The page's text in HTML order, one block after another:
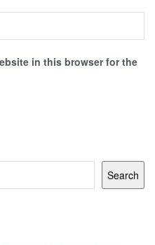
in this browser for the
Search